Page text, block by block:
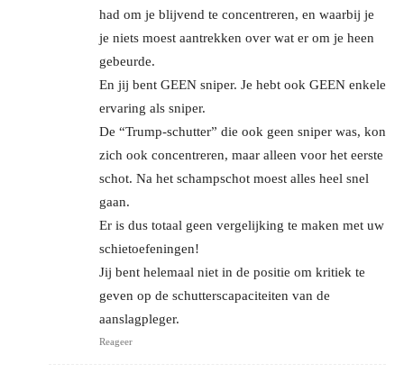
had om je blijvend te concentreren, en waarbij je
je niets moest aantrekken over wat er om je heen
gebeurde.
En jij bent GEEN sniper. Je hebt ook GEEN enkele
ervaring als sniper.
De “Trump-schutter” die ook geen sniper was, kon
zich ook concentreren, maar alleen voor het eerste
schot. Na het schampschot moest alles heel snel
gaan.
Er is dus totaal geen vergelijking te maken met uw
schietoefeningen!
Jij bent helemaal niet in de positie om kritiek te
geven op de schutterscapaciteiten van de
aanslagpleger.
Reageer